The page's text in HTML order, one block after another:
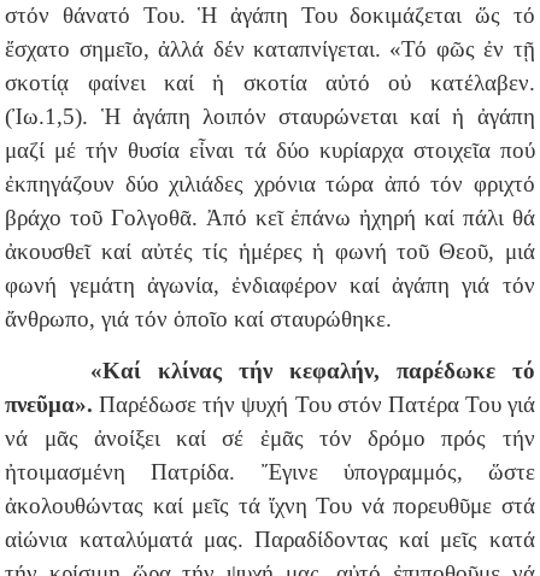
στόν θάνατό Του. Ἡ ἀγάπη Του δοκιμάζεται ὥς τό
ἔσχατο σημεῖο, ἀλλά δέν καταπνίγεται. «Τό φῶς ἐν τῇ
σκοτίᾳ φαίνει καί ἡ σκοτία αὐτό οὐ κατέλαβεν.
(Ἰω.1,5). Ἡ ἀγάπη λοιπόν σταυρώνεται καί ἡ ἀγάπη
μαζί μέ τήν θυσία εἶναι τά δύο κυρίαρχα στοιχεῖα πού
ἐκπηγάζουν δύο χιλιάδες χρόνια τώρα ἀπό τόν φριχτό
βράχο τοῦ Γολγοθᾶ. Ἀπό κεῖ ἐπάνω ἠχηρή καί πάλι θά
ἀκουσθεῖ καί αὐτές τίς ἡμέρες ἡ φωνή τοῦ Θεοῦ, μιά
φωνή γεμάτη ἀγωνία, ἐνδιαφέρον καί ἀγάπη γιά τόν
ἄνθρωπο, γιά τόν ὁποῖο καί σταυρώθηκε.
«Καί κλίνας τήν κεφαλήν, παρέδωκε τό
πνεῦμα». Παρέδωσε τήν ψυχή Του στόν Πατέρα Του γιά
νά μᾶς ἀνοίξει καί σέ ἐμᾶς τόν δρόμο πρός τήν
ἠτοιμασμένη Πατρίδα. Ἔγινε ὑπογραμμός, ὥστε
ἀκολουθώντας καί μεῖς τά ἴχνη Του νά πορευθῦμε στά
αἰώνια καταλύματά μας. Παραδίδοντας καί μεῖς κατά